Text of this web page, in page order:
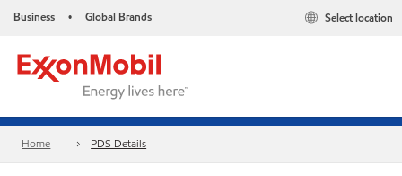
Business • Global Brands Select location
Home PDS Details